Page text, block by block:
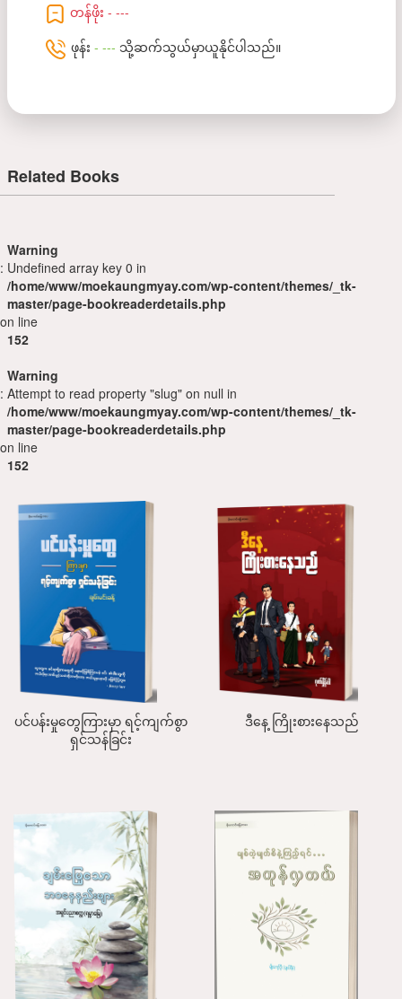
တန်ဖိုး - ---
ဖုန်း - --- သို့ဆက်သွယ်မှာယူနိုင်ပါသည်။
Related Books
Warning
: Undefined array key 0 in
/home/www/moekaungmyay.com/wp-content/themes/_tk-
master/page-bookreaderdetails.php
on line
152
Warning
: Attempt to read property "slug" on null in
/home/www/moekaungmyay.com/wp-content/themes/_tk-
master/page-bookreaderdetails.php
on line
152
ပင်ပန်းမှုတွေကြားမှာ ရင့်ကျက်စွာ
ရှင်သန်ခြင်း
ဒီနေ့ ကြိုးစားနေသည်